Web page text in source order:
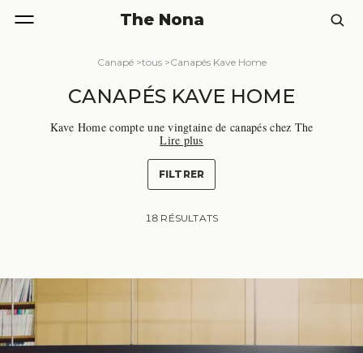
The Nona
Canapé>tous>Canapés Kave Home
CANAPÉS KAVE HOME
Kave Home compte une vingtaine de canapés chez The
Nona, de 1 200 à 5 000 euros, cœur de gamme autour d
e 1 700 euros. Marque espagnole fondée en 1984 à Sils,
elle décline le tissu chenille, le velours côtelé et le cuir
en versions modulables, convertibles à vrai matelas ou r
canapés Kave Home.
Lire plus
FILTRER
18 RÉSULTATS